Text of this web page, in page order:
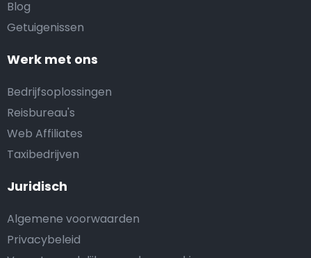
Blog
Getuigenissen
Werk met ons
Bedrijfsoplossingen
Reisbureau's
Web Affiliates
Taxibedrijven
Juridisch
Algemene voorwaarden
Privacybeleid